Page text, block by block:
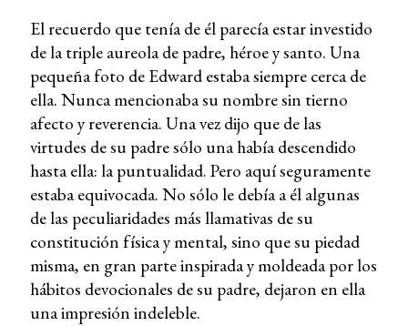
El recuerdo que tenía de él parecía estar investido
de la triple aureola de padre, héroe y santo. Una
pequeña foto de Edward estaba siempre cerca de
ella. Nunca mencionaba su nombre sin tierno
afecto y reverencia. Una vez dijo que de las
virtudes de su padre sólo una había descendido
hasta ella: la puntualidad. Pero aquí seguramente
estaba equivocada. No sólo le debía a él algunas
de las peculiaridades más llamativas de su
constitución física y mental, sino que su piedad
misma, en gran parte inspirada y moldeada por los
hábitos devocionales de su padre, dejaron en ella
una impresión indeleble.